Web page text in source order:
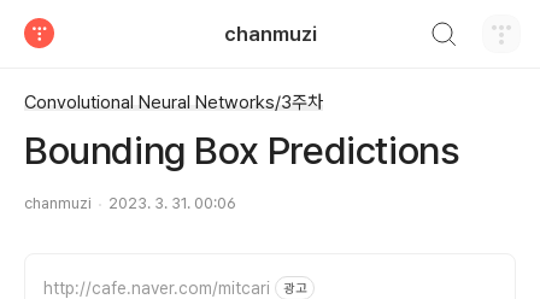
chanmuzi
Convolutional Neural Networks/3주차
Bounding Box Predictions
chanmuzi 2023. 3. 31. 00:06
http://cafe.naver.com/mitcari 광고